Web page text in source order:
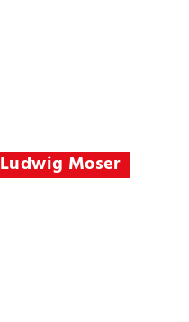
Ludwig Moser